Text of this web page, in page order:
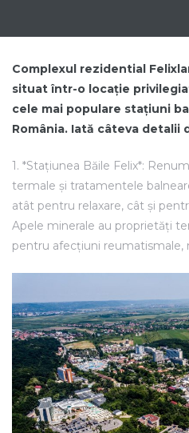
Complexul rezidential
situat într-o locație
cele mai populare stațiuni
România. Iată câteva detalii
1. *Stațiunea Băile Felix*:
termale și tratamentele
atât pentru relaxare, cât și
Apele minerale au proprietăți
pentru afecțiuni reumatismale,